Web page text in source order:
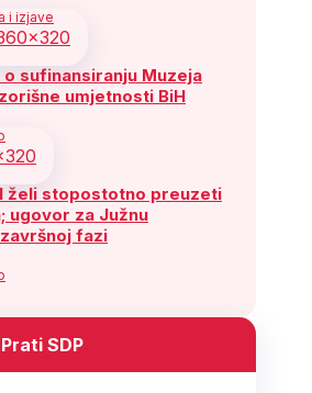
i izjave
sufinansiranju Muzeja
umjetnosti BiH
želi stopostotno preuzeti
ugovor za Južnu
fazi
Prati SDP